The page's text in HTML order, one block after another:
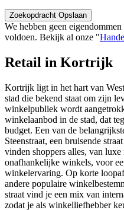
Zoekopdracht Opslaan
We hebben geen
voldoen. Bekijk al onze "
Retail in Kortrijk
Kortrijk ligt in het hart van
stad die bekend staat om zijn
winkelpubliek wordt
winkelaanbod in de stad, dat
budget. Een van de
Steenstraat, een bruisende
vinden shoppers alles, van
onafhankelijke winkels, voor
winkelervaring. Op korte
andere populaire
straat vind je een mix van
zodat je als winkelliefhebber